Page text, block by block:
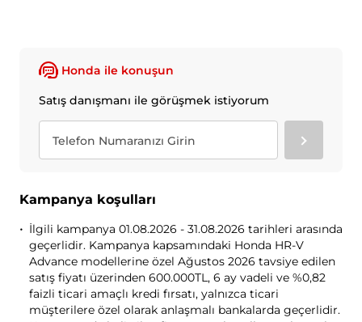
Honda ile konuşun
Satış danışmanı ile görüşmek istiyorum
Kampanya koşulları
İlgili kampanya 01.08.2026 - 31.08.2026 tarihleri arasında
geçerlidir. Kampanya kapsamındaki Honda HR-V
Advance modellerine özel Ağustos 2026 tavsiye edilen
satış fiyatı üzerinden 600.000TL, 6 ay vadeli ve %0,82
faizli ticari amaçlı kredi fırsatı, yalnızca ticari
müşterilere özel olarak anlaşmalı bankalarda geçerlidir.